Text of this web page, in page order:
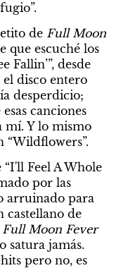
de Full Moon
que escuché los
Fallin’”, desde
disco entero
desperdicio;
canciones
mí. Y lo mismo
“Wildflowers”.
Feel A Whole
por las
arruinado para
castellano de
Full Moon Fever
satura jamás.
pero no, es